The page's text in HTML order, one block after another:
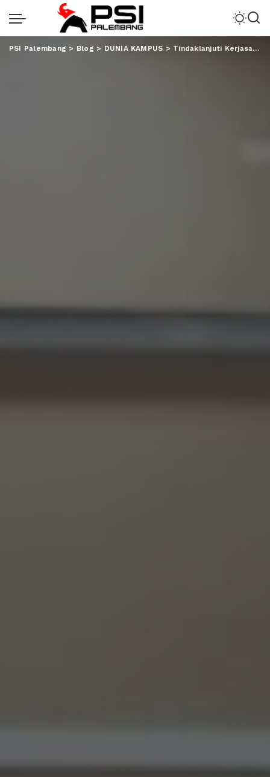
PSI Palembang > Blog > DUNIA KAMPUS > Tindaklanjuti Kerjasama, University le Harve Prancis Kunjungi Unila